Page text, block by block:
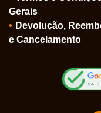
Gerais
Devolução,
e Cancelamento